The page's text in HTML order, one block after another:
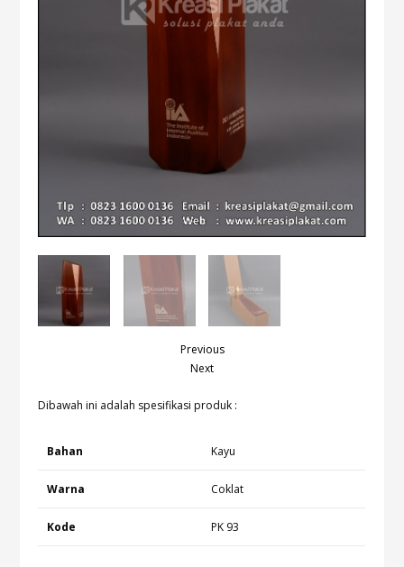
Previous
Next
Dibawah ini adalah spesifikasi produk :
Bahan Kayu
Warna Coklat
Kode PK 93